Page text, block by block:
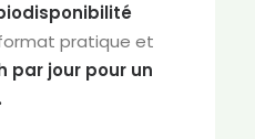
pratique et
par jour pour un